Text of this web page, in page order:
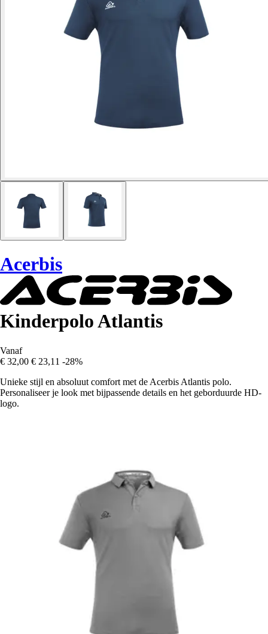
Acerbis
Kinderpolo Atlantis
Vanaf
€ 32,00 € 23,11 -28%
Unieke stijl en absoluut comfort met de Acerbis Atlantis polo.
Personaliseer je look met bijpassende details en het geborduurde HD-
logo.